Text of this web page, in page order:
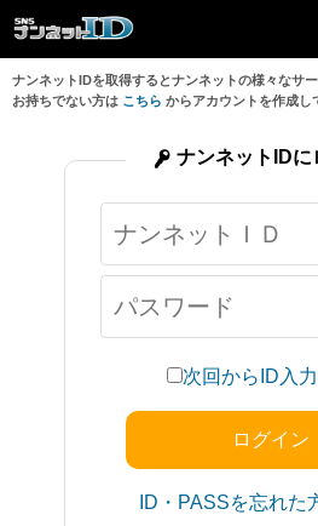
ナンネットIDを取得するとナンネットの様々なサ
お持ちでない方は こちら からアカウントを作成し
次回からID入
ID・PASSを忘れた
ナンネットIDに